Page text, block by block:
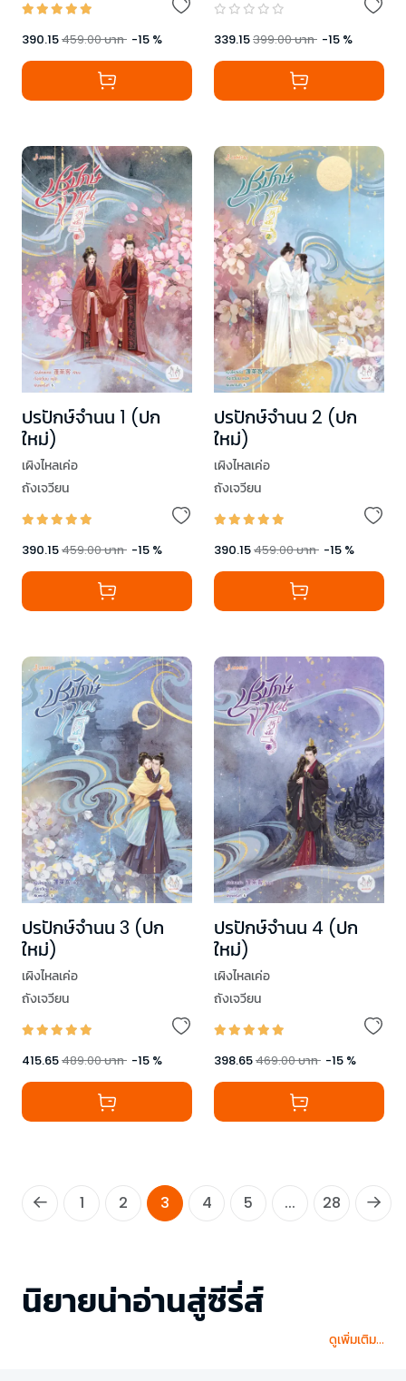
390.15459.00บาท -15 % 339.15399.00บาท -15 %
ปรปักษ์จำนน 1 (ปก
ใหม่)
เผิงไหลเค่อ
ถังเจวียน
390.15459.00บาท -15 %
ปรปักษ์จำนน 2 (ปก
ใหม่)
เผิงไหลเค่อ
ถังเจวียน
390.15459.00บาท -15 %
ปรปักษ์จำนน 3 (ปก
ใหม่)
เผิงไหลเค่อ
ถังเจวียน
415.65489.00บาท -15 %
ปรปักษ์จำนน 4 (ปก
ใหม่)
เผิงไหลเค่อ
ถังเจวียน
398.65469.00บาท -15 %
1 2 3 4 5 ... 28
นิยายน่าอ่านสู่ซีรี่ส์
ดูเพิ่มเติม...